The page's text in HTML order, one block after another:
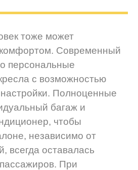
тоже может
Современный
персональные
с возможностью
Полноценные
багаж и
чтобы
независимо от
всегда оставалась
При